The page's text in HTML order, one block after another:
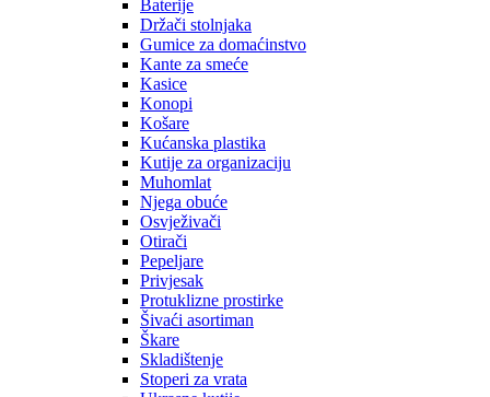
Baterije
Držači stolnjaka
Gumice za domaćinstvo
Kante za smeće
Kasice
Konopi
Košare
Kućanska plastika
Kutije za organizaciju
Muhomlat
Njega obuće
Osvježivači
Otirači
Pepeljare
Privjesak
Protuklizne prostirke
Šivaći asortiman
Škare
Skladištenje
Stoperi za vrata